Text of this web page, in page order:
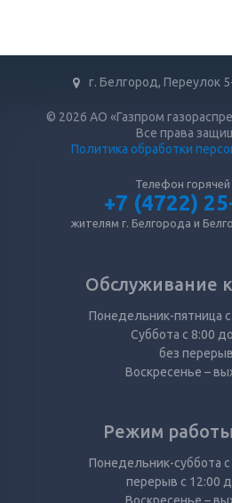
г. Белгород, Переулок
© 2026 АО «Газпром
Все права
Политика обработки
Телефон горячей
+7 (4722)
жителям г. Белгорода и
Обслуживание
Понедельник-пятница
Суббота с 8:00
без
Воскресенье –
Режим
Понедельник-суббота
перерыв с 12:00